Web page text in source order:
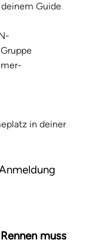
Guide
in deiner
muss